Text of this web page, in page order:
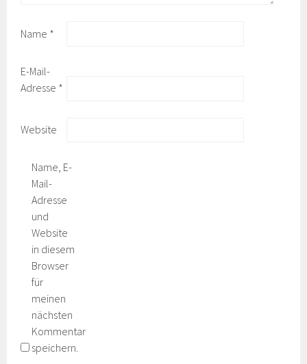
Name *
E-Mail-
Adresse *
Website
Name, E-
Mail-
Adresse
und
Website
in diesem
Browser
für
meinen
nächsten
Kommentar
speichern.